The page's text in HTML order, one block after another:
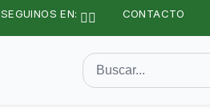
SEGUINOS EN: CONTACTO